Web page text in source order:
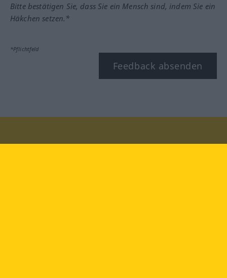
Bitte bestätigen Sie, dass Sie ein Mensch sind, indem Sie ein
Häkchen setzen.*
*Pflichtfeld
Feedback absenden
Besuchen Sie uns auf: